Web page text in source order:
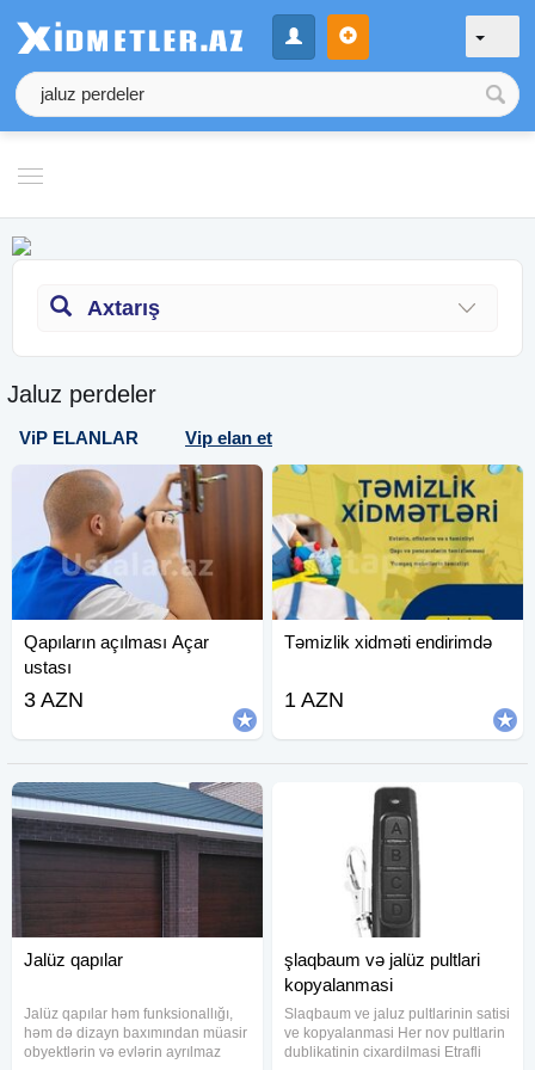
Axtarış
Jaluz perdeler
ViP ELANLAR Vip elan et
Qapıların açılması Açar
ustası
3 AZN
Təmizlik xidməti endirimdə
1 AZN
Jalüz qapılar
Jalüz qapılar həm funksionallığı,
həm də dizayn baxımından müasir
obyektlərin və evlərin ayrılmaz
şlaqbaum və jalüz pultlari
kopyalanmasi
Slaqbaum ve jaluz pultlarinin satisi
ve kopyalanmasi Her nov pultlarin
dublikatinin cixardilmasi Etrafli